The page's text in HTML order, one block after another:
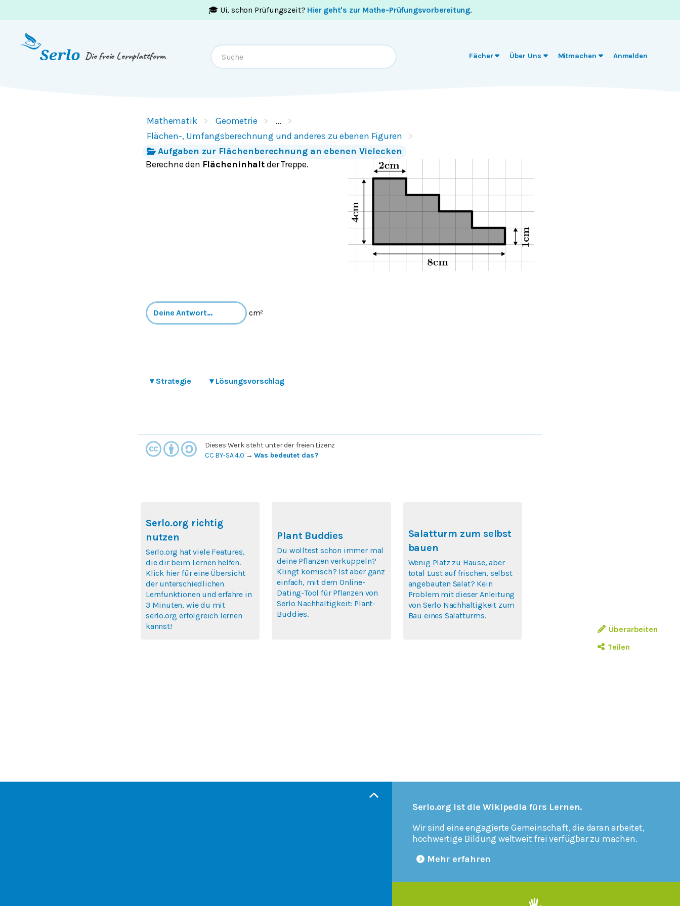
🎓 Ui, schon Prüfungszeit? Hier geht's zur Mathe-Prüfungsvorbereitung.
Die freie Lernplattform Fächer Über Uns Mitmachen Anmelden
Mathematik Geometrie
…
Flächen-, Umfangsberechnung und anderes zu ebenen Figuren
Aufgaben zur Flächenberechnung an ebenen Vielecken
Berechne den Flächeninhaltder Treppe.
cm²
▾ Strategie ▾ Lösungsvorschlag
Überarbeiten
Teilen
Dieses Werk steht unter der freien Lizenz
CC BY-SA 4.0 →Was bedeutet das?
Serlo.org richtig
nutzen
Serlo.org hat viele Features,
die dir beim Lernen helfen.
Klick hier für eine Übersicht
der unterschiedlichen
Lernfunktionen und erfahre in
3 Minuten, wie du mit
serlo.org erfolgreich lernen
kannst!
Plant Buddies
Du wolltest schon immer mal
deine Pflanzen verkuppeln?
Klingt komisch? Ist aber ganz
einfach, mit dem Online-
Dating-Tool für Pflanzen von
Serlo Nachhaltigkeit: Plant-
Buddies.
Salatturm zum selbst
bauen
Wenig Platz zu Hause, aber
total Lust auf frischen, selbst
angebauten Salat? Kein
Problem mit dieser Anleitung
von Serlo Nachhaltigkeit zum
Bau eines Salatturms.
Serlo.org ist die Wikipedia fürs Lernen.
Wir sind eine engagierte Gemeinschaft, die daran arbeitet,
hochwertige Bildung weltweit frei verfügbar zu machen.
Mehr erfahren